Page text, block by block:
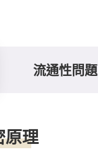
流通性問題
原理